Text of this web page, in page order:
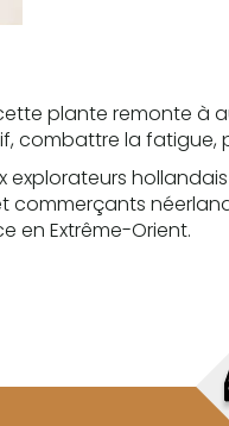
plante remonte à
combattre la fatigue,
commerçants
en Extrême-Orient.